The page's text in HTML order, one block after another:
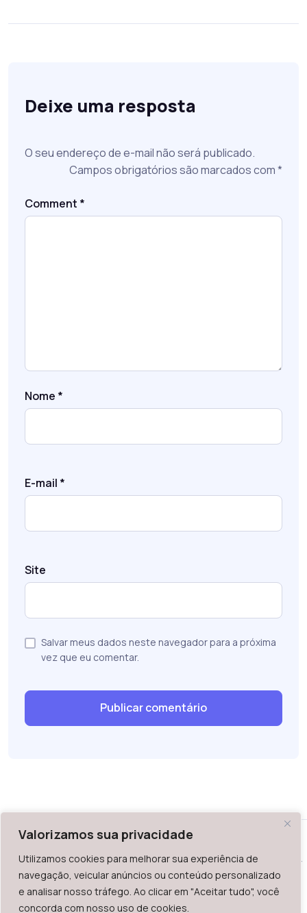
Valorizamos sua privacidade
Utilizamos cookies para melhorar sua experiência de
navegação, veicular anúncios ou conteúdo personalizado
e analisar nosso tráfego. Ao clicar em "Aceitar tudo", você
concorda com nosso uso de cookies.
Deixe uma resposta
O seu endereço de e-mail não será publicado.
Campos obrigatórios são marcados com*
Comment *
Nome *
E-mail *
Site
Salvar meus dados neste navegador para a próxima
vez que eu comentar.
WAZ - Av. do Contorno 2939, lojas 1 a 7, Belo Horizonte, MG -
Brasil. CEP: 30.110-013
Telefone: +55 (31) 2126-6666 | CNPJ: 06.036.939/0001-92